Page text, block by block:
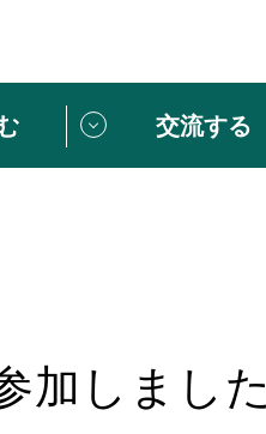
ィアはじめての方へ
交流する
アはじめの一歩
加しました